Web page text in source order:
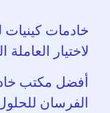
خادمات كينيات
لاختيار
أفضل مكتب
الفرسان